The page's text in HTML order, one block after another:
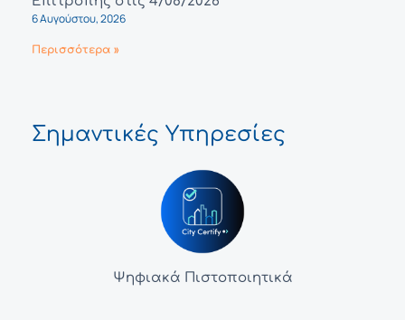
6 Αυγούστου, 2026
Περισσότερα »
Σημαντικές Υπηρεσίες
Ψηφιακά Πιστοποιητικά